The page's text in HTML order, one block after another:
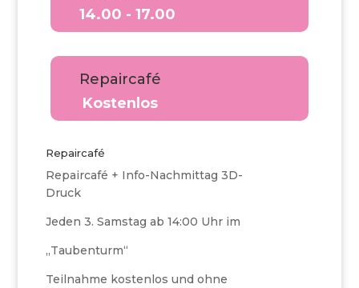
14.00 - 17.00
Repaircafé
Kostenlos
Repaircafé
Repaircafé + Info-Nachmittag 3D-
Druck
Jeden 3. Samstag ab 14:00 Uhr im
„Taubenturm“
Teilnahme kostenlos und ohne